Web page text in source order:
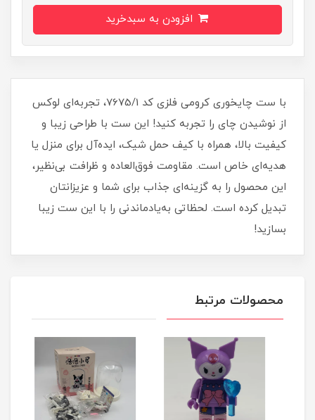
با ست چایخوری کرومی فلزی کد 7675/1، تجربه‌ای لوکس
از نوشیدن چای را تجربه کنید! این ست با طراحی زیبا و
کیفیت بالا، همراه با کیف حمل شیک، ایده‌آل برای منزل یا
هدیه‌ای خاص است. مقاومت فوق‌العاده و ظرافت بی‌نظیر،
این محصول را به گزینه‌ای جذاب برای شما و عزیزانتان
تبدیل کرده است. لحظاتی به‌یادماندنی را با این ست زیبا
بسازید!
محصولات مرتبط